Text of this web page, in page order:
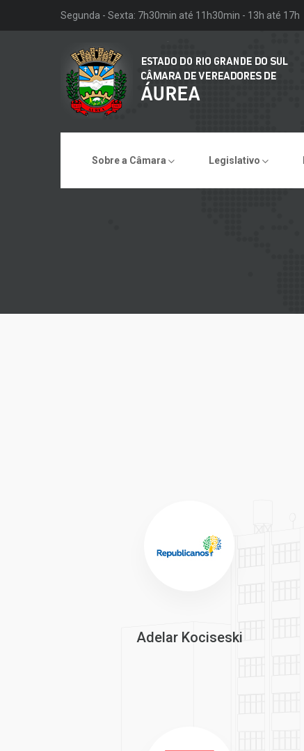
Segunda - Sexta: 7h30min até 11h30min - 13h até 17h
Sobre a Câmara Legislativo
Adelar Kociseski